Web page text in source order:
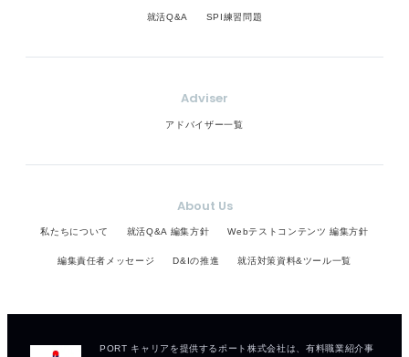
就活Q&A SPI練習問題
Adviser
アドバイザー一覧
About Us
私たちについて 就活Q&A 編集方針 Webテストコンテンツ 編集方針
編集責任者メッセージ D&Iの推進 就活対策資料&ツール一覧